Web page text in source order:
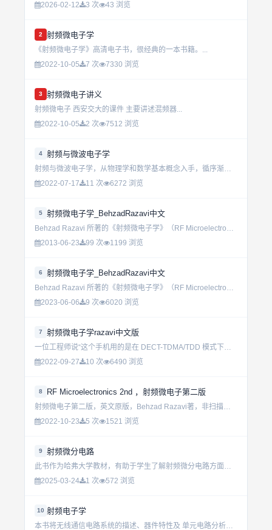
2026-02-12
3 次 43 浏览
2 射频微电子学
《射频微电子学》高清电子书，很经典的一本书籍。...
2022-10-05
7 次 7330 浏览
3 射频微电子讲义
射频微电子 西安交大的课件 主要讲述混频器...
2022-10-05
2 次 7512 浏览
4 射频与微波电子学
射频与微波电子学，从物理学和数学基本概念入手，循序渐进，深入浅出阐述了射频阻抗匹配、史密斯圆图、放大器设计等本质的原理，是射频方向入门的极佳的国外射频微波工程实践教材。也是美国经典的本科教材。&nbs...
2022-07-17
11 次 6272 浏览
5 射频微电子学_BehzadRazavi中文
Behzad Razavi 所著的《射频微电子学》（RF Microelectronics）的翻译稿，清华大学微电子学研究所参与翻译。主要内容有：射频电子学常见的概念和术语，以及评价射频电路性能的主要...
2013-06-23
99 次 1199 浏览
6 射频微电子学_BehzadRazavi中文
Behzad Razavi 所著的《射频微电子学》（RF Microelectronics）的翻译稿，清华大学微电子学研究所参与翻译。主要内容有：射频电子学常见的概念和术语，以及评价射频电路性能的主要...
2023-06-06
9 次 6020 浏览
7 射频微电子学razavi中文版
一位工程师说“这个手机用的是在 DECT-TDMA/TDD 模式下的 GFSK 方式调制以及零中频的 I/Q 检波”。他的经理问道，“我们如何能将它改成也能在 DCS1800 制式下工作？”工程师回答...
2022-09-27
10 次 6490 浏览
8 RF Microelectronics 2nd ，射频微电子第二版
射频微电子第二版，英文原版，Behzad Razavi著，非扫描版本。...
2022-10-23
5 次 1521 浏览
9 射频微分电路
此书作为哈弗大学教材，有助于学生了解射频微分电路方面的知识。...
2025-03-24
1 次 572 浏览
10 射频电子学
本书将无线通信电路系统的描述、器件特性及 单元电路分析融合在一起，使读者能对射频电路的IC 实现有一个完整的概念...